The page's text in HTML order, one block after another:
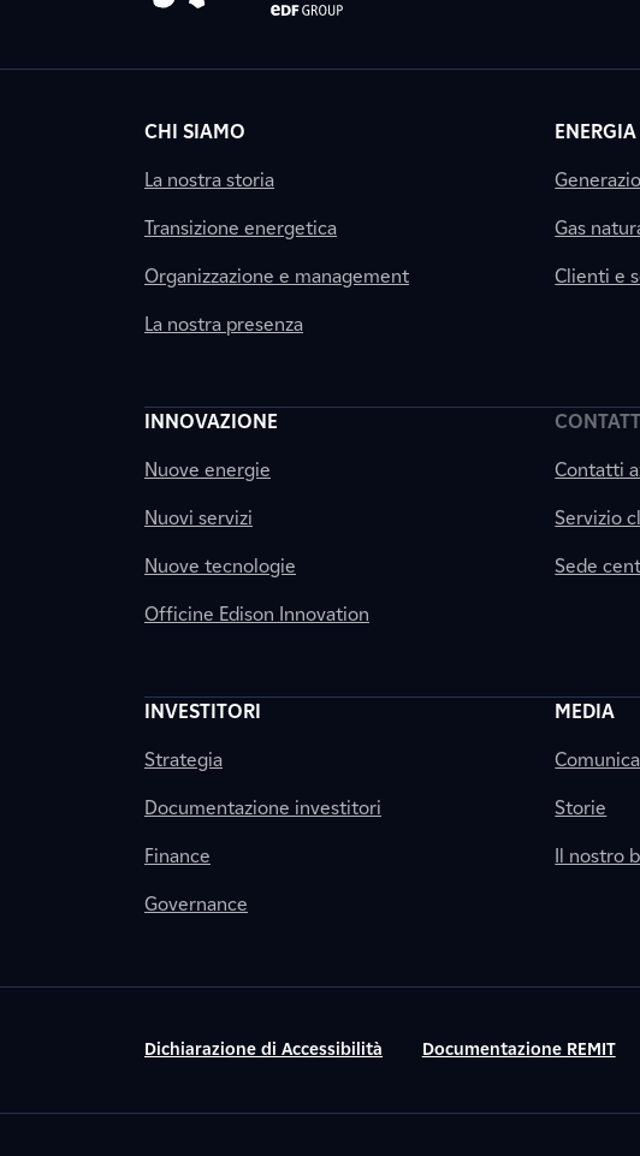
CHI SIAMO
La nostra storia
Transizione energetica
Organizzazione e management
La nostra presenza
ENERGIA
Gas
Clienti e
INNOVAZIONE
Nuove energie
Nuovi servizi
Nuove tecnologie
Officine Edison Innovation
Contatti
Servizio
Sede
INVESTITORI
Strategia
Documentazione investitori
Finance
Governance
MEDIA
Storie
Il nostro
Dichiarazione di Accessibilità Documentazione REMIT